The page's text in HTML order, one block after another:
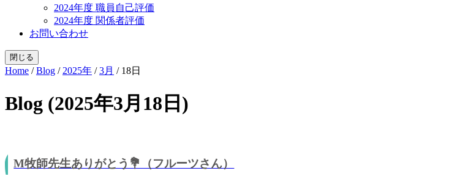
2024年度 職員自己評価
2024年度 関係者評価
お問い合わせ
閉じる
Home /Blog / 2025年 /3月 / 18日
Blog (2025年3月18日)
M牧師先生ありがとう💐（フルーツさん）